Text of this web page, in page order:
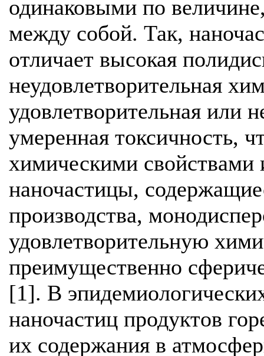
одинаковыми по
между собой. Так,
отличает высокая
неудовлетворительная
удовлетворительная или
умеренная токсичность,
химическими
наночастицы,
производства,
удовлетворительную
преимущественно
[1]. В
наночастиц продуктов
их содержания в